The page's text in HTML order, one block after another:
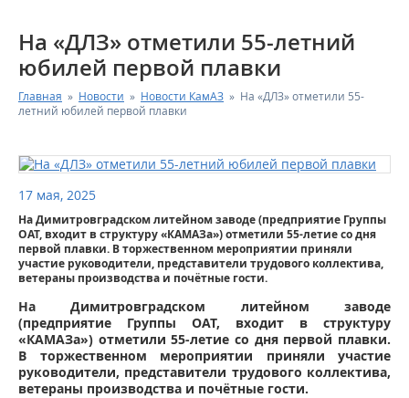
КАТАЛОГ АВТОТЕХНИКИ
ЗАПАСНЫЕ ЧАСТИ
РЕМОНТ ДВИГАТЕЛЕЙ КАМАЗ
ФИНАНСОВЫЙ СЕРВИС
ФОТОГАЛЕРЕЯ
КОНТАКТНАЯ ИНФОРМАЦИЯ
На «ДЛЗ» отметили 55-летний
юбилей первой плавки
Главная » Новости » Новости КамАЗ » На «ДЛЗ» отметили 55-
летний юбилей первой плавки
17 мая, 2025
На Димитровградском литейном заводе (предприятие Группы
ОАТ, входит в структуру «КАМАЗа») отметили 55-летие со дня
первой плавки. В торжественном мероприятии приняли
участие руководители, представители трудового коллектива,
ветераны производства и почётные гости.
На Димитровградском литейном заводе
(предприятие Группы ОАТ, входит в структуру
«КАМАЗа») отметили 55-летие со дня первой плавки.
В торжественном мероприятии приняли участие
руководители, представители трудового коллектива,
ветераны производства и почётные гости.